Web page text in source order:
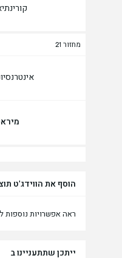
מחזור 21
הוסף את הווידג'ט
ראה אפשרויות נוספות
ייתכן שתתעניינו ב